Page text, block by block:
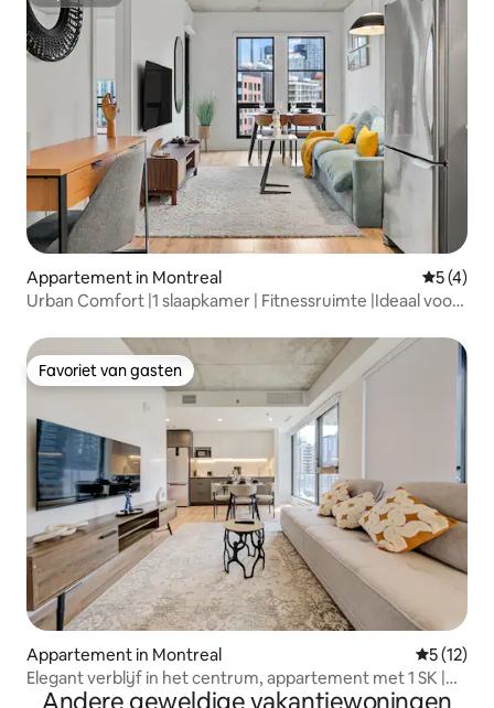
Appartement in Montreal
5 (4)
Urban Comfort |1 slaapkamer | Fitnessruimte |Ideaal voor
Favoriet van gasten
Favoriet van gasten
Appartement in Montreal
5 (12)
Elegant verblijf in het centrum, appartement met 1 SK |
Montréal Centre